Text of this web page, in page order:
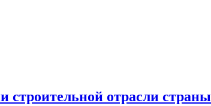
строительной отрасли страны